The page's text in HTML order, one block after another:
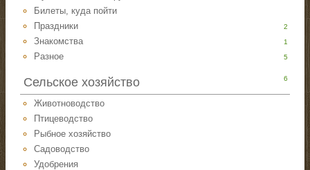
Билеты, куда пойти
Праздники
2
Знакомства 1
Разное 5
Сельское хозяйство 6
Животноводство
Птицеводство
Рыбное хозяйство
Садоводство
Удобрения